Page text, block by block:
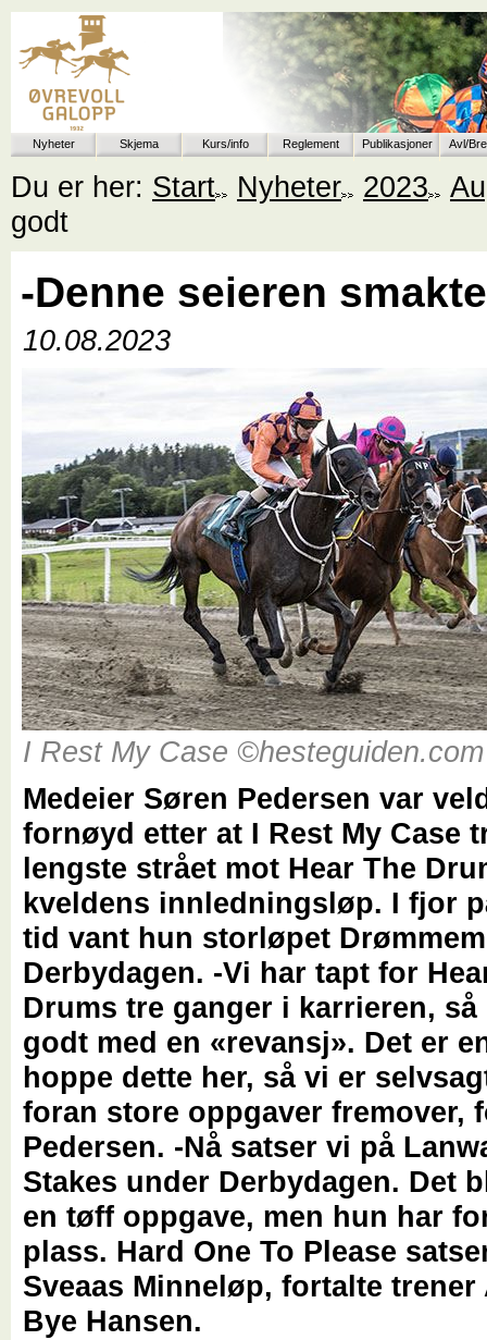
Nyheter Skjema Kurs/info Reglement Publikasjoner Avl/
Du er her: Start Nyheter 2023
godt
-Denne seieren
10.08.2023
I Rest My Case ©hesteguiden.com
Medeier Søren Pedersen var
fornøyd etter at I Rest My Case
lengste strået mot Hear The
kveldens innledningsløp. I fjor
tid vant hun storløpet
Derbydagen. -Vi har tapt for
Drums tre ganger i karrieren, så
godt med en «revansj». Det er
hoppe dette her, så vi er
foran store oppgaver fremover,
Pedersen. -Nå satser vi på
Stakes under Derbydagen. Det
en tøff oppgave, men hun har
plass. Hard One To Please
Sveaas Minneløp, fortalte trener
Bye Hansen.